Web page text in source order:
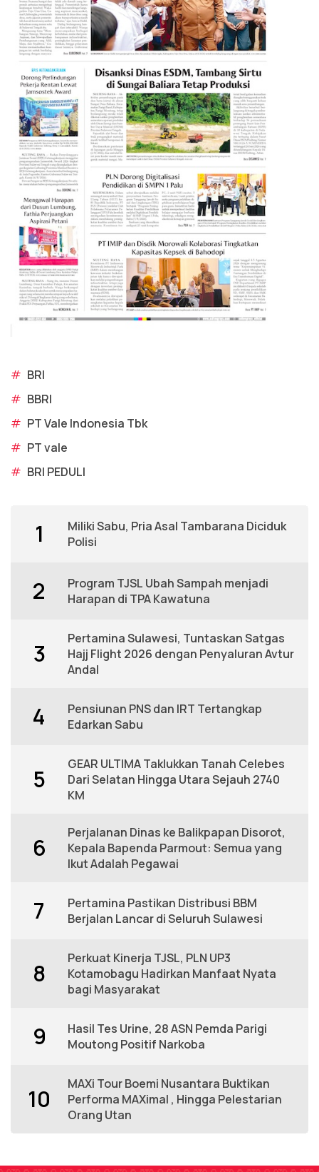
# BRI
# BBRI
# PT Vale Indonesia Tbk
# PT vale
# BRI PEDULI
1
Miliki Sabu, Pria Asal Tambarana Diciduk
Polisi
2
Program TJSL Ubah Sampah menjadi
Harapan di TPA Kawatuna
3
Pertamina Sulawesi, Tuntaskan Satgas
Hajj Flight 2026 dengan Penyaluran Avtur
Andal
4
Pensiunan PNS dan IRT Tertangkap
Edarkan Sabu
5
GEAR ULTIMA Taklukkan Tanah Celebes
Dari Selatan Hingga Utara Sejauh 2740
KM
6
Perjalanan Dinas ke Balikpapan Disorot,
Kepala Bapenda Parmout: Semua yang
Ikut Adalah Pegawai
7
Pertamina Pastikan Distribusi BBM
Berjalan Lancar di Seluruh Sulawesi
8
Perkuat Kinerja TJSL, PLN UP3
Kotamobagu Hadirkan Manfaat Nyata
bagi Masyarakat
9
Hasil Tes Urine, 28 ASN Pemda Parigi
Moutong Positif Narkoba
10
MAXi Tour Boemi Nusantara Buktikan
Performa MAXimal , Hingga Pelestarian
Orang Utan